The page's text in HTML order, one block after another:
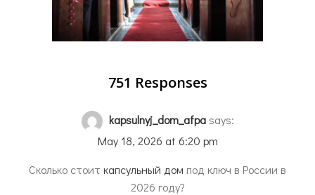
751 Responses
kapsulnyj_dom_afpa says:
May 18, 2026 at 6:20 pm
Сколько стоит капсульный дом под ключ в России в
2026 году?